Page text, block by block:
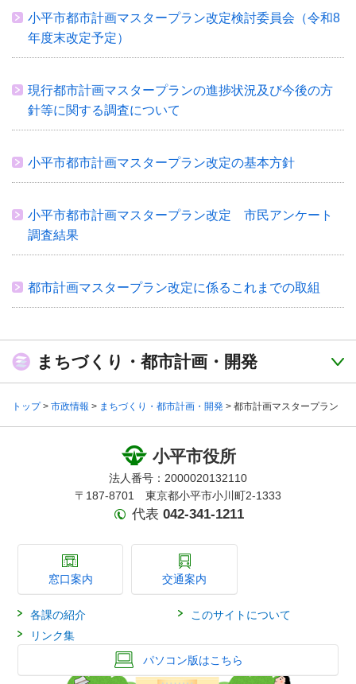
小平市都市計画マスタープラン改定検討委員会（令和8
年度末改定予定）
現行都市計画マスタープランの進捗状況及び今後の方
針等に関する調査について
小平市都市計画マスタープラン改定の基本方針
小平市都市計画マスタープラン改定 市民アンケート
調査結果
都市計画マスタープラン改定に係るこれまでの取組
まちづくり・都市計画・開発
トップ> 市政情報 > まちづくり・都市計画・開発 > 都市計画マスタープラン
小平市役所
法人番号：2000020132110
〒187-8701 東京都小平市小川町2-1333
代表 042-341-1211
窓口案内 交通案内
各課の紹介
このサイトについて
リンク集
パソコン版はこちら